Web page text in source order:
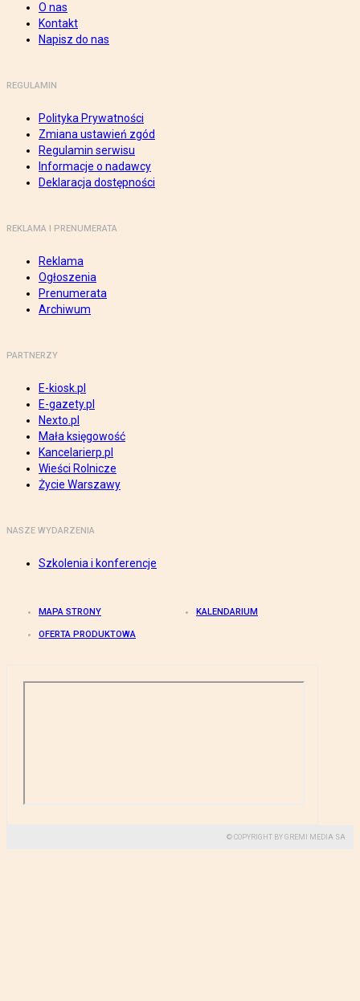
O nas
Kontakt
Napisz do nas
REGULAMIN
Polityka Prywatności
Zmiana ustawień zgód
Regulamin serwisu
Informacje o nadawcy
Deklaracja dostępności
REKLAMA I PRENUMERATA
Reklama
Ogłoszenia
Prenumerata
Archiwum
PARTNERZY
E-kiosk.pl
E-gazety.pl
Nexto.pl
Mała księgowość
Kancelarierp.pl
Wieści Rolnicze
Życie Warszawy
NASZE WYDARZENIA
Szkolenia i konferencje
MAPA STRONY KALENDARIUM
OFERTA PRODUKTOWA
© COPYRIGHT BY GREMI MEDIA SA